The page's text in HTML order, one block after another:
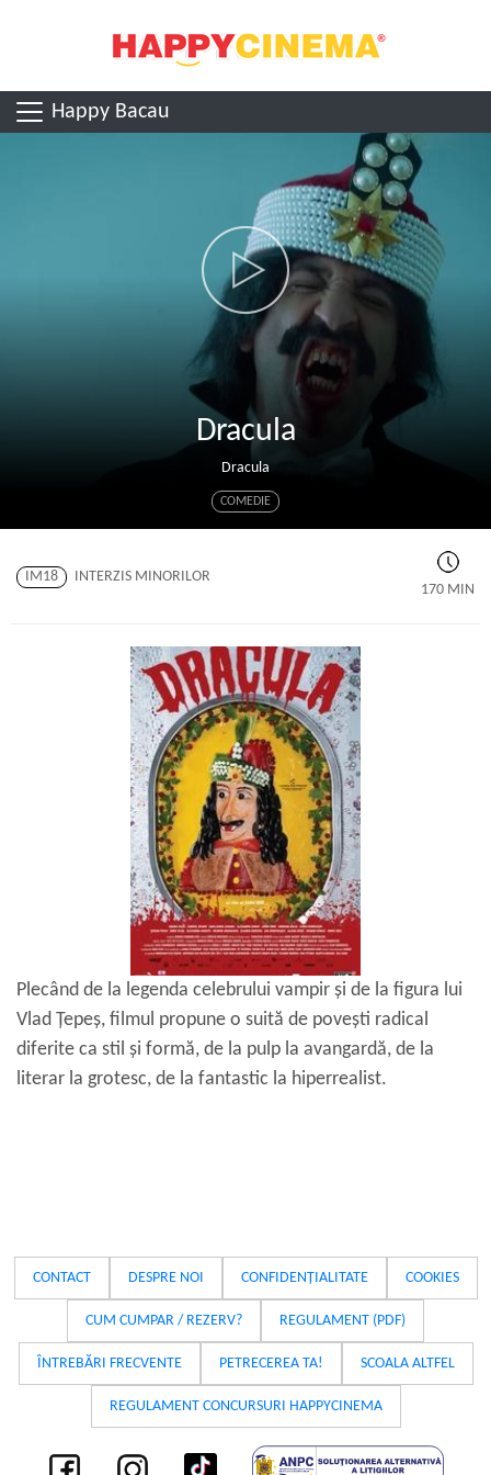
Happy Bacau
Dracula
Dracula
COMEDIE
IM18
INTERZIS MINORILOR
170 MIN
Plecând de la legenda celebrului vampir și de la figura lui
Vlad Țepeș, filmul propune o suită de povești radical
diferite ca stil și formă, de la pulp la avangardă, de la
literar la grotesc, de la fantastic la hiperrealist.
CONTACT DESPRE NOI CONFIDENȚIALITATE COOKIES
CUM CUMPAR / REZERV? REGULAMENT (PDF)
ÎNTREBĂRI FRECVENTE PETRECEREA TA! SCOALA ALTFEL
REGULAMENT CONCURSURI HAPPYCINEMA